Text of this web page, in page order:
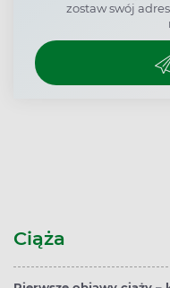
zostaw swój
Ciąża